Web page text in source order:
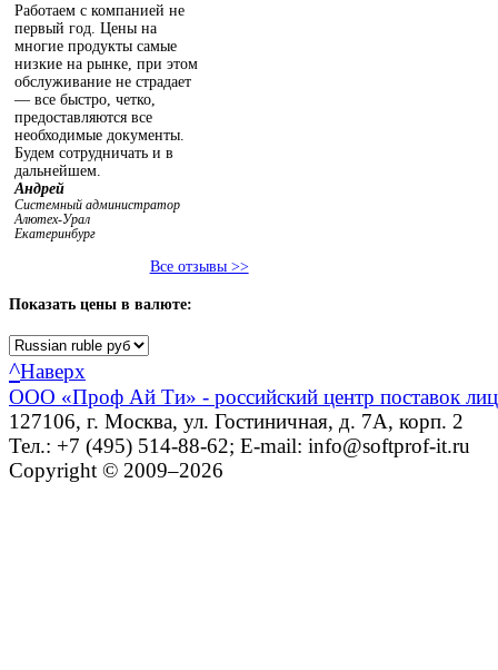
Работаем с компанией не
первый год. Цены на
многие продукты самые
низкие на рынке, при этом
обслуживание не страдает
— все быстро, четко,
предоставляются все
необходимые документы.
Будем сотрудничать и в
дальнейшем.
Андрей
Системный администратор
Алютех-Урал
Екатеринбург
Все отзывы >>
Показать цены в валюте:
^Наверх
ООО «Проф Ай Ти» - российский центр поставок
127106, г. Москва, ул. Гостиничная, д. 7А, корп. 2
Тел.: +7 (495) 514-88-62; E-mail: info@softprof-it.ru
Copyright © 2009–2026